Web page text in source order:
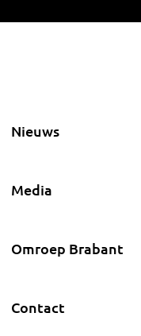
Nieuws
Media
Omroep Brabant
Contact